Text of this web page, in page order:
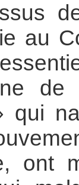
au
qui
ont